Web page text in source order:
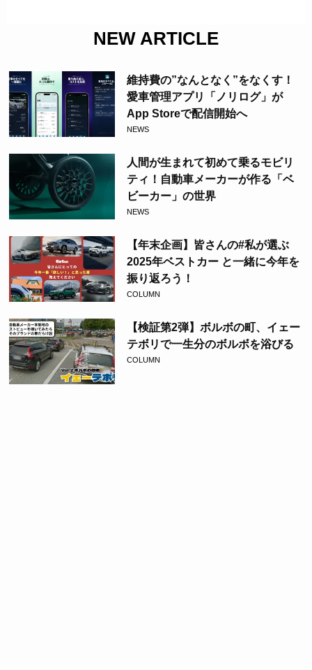
NEW ARTICLE
維持費の”なんとなく”をなくす！
愛車管理アプリ「ノリログ」が
App Storeで配信開始へ
NEWS
人間が生まれて初めて乗るモビリ
ティ！自動車メーカーが作る「ベ
ビーカー」の世界
NEWS
【年末企画】皆さんの#私が選ぶ
2025年ベストカー と一緒に今年を
振り返ろう！
COLUMN
【検証第2弾】ボルボの町、イェー
テボリで一生分のボルボを浴びる
COLUMN